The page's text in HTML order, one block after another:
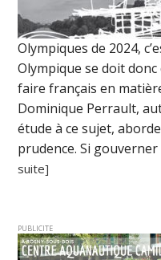
Olympiques de 2024,
Olympique se doit
faire français en
Dominique Perrault,
étude à ce sujet,
prudence. Si gouverner
suite]
PUBLICITE